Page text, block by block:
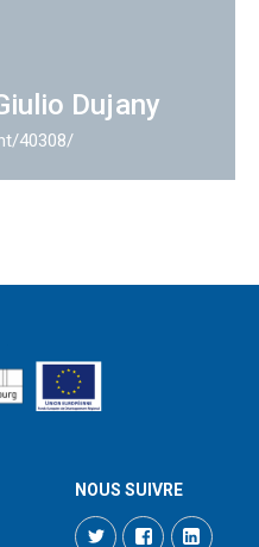
Dujany
40308/
NOUS SUIVRE
TwitterFacebook